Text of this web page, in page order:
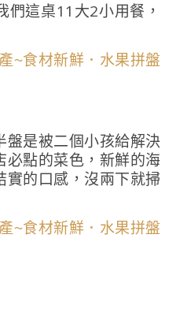
們這桌11大2小用餐，
盤是被二個小孩給解決
必點的菜色，新鮮的海
實的口感，沒兩下就掃